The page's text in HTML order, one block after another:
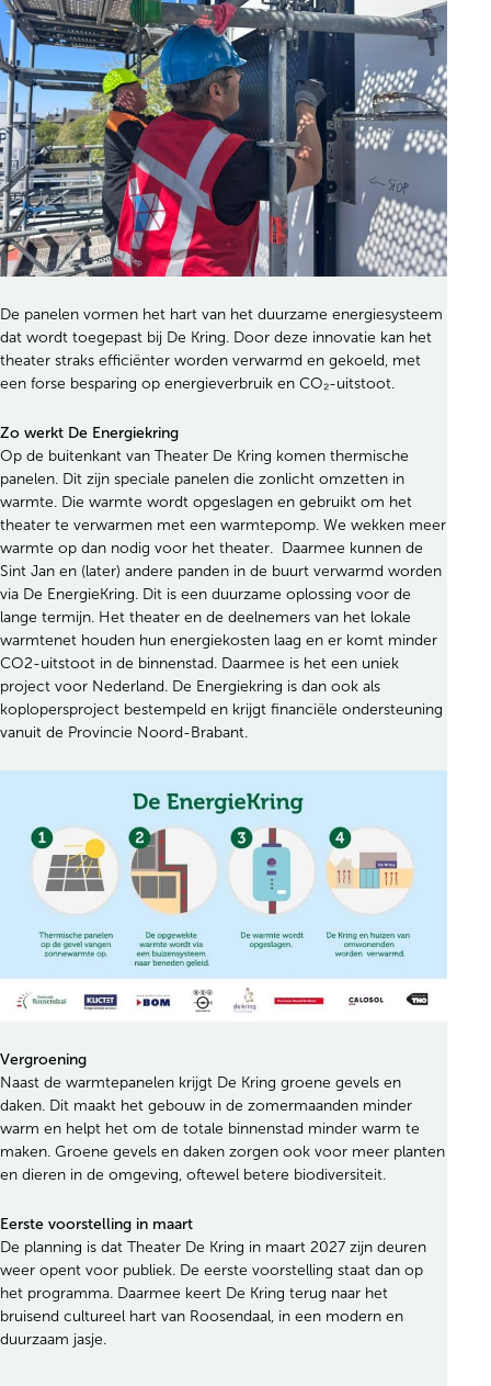
De panelen vormen het hart van het duurzame energiesysteem
dat wordt toegepast bij De Kring. Door deze innovatie kan het
theater straks efficiënter worden verwarmd en gekoeld, met
een forse besparing op energieverbruik en CO₂-uitstoot.
Zo werkt De Energiekring
Op de buitenkant van Theater De Kring komen thermische
panelen. Dit zijn speciale panelen die zonlicht omzetten in
warmte. Die warmte wordt opgeslagen en gebruikt om het
theater te verwarmen met een warmtepomp. We wekken meer
warmte op dan nodig voor het theater. Daarmee kunnen de
Sint Jan en (later) andere panden in de buurt verwarmd worden
via De EnergieKring. Dit is een duurzame oplossing voor de
lange termijn. Het theater en de deelnemers van het lokale
warmtenet houden hun energiekosten laag en er komt minder
CO2-uitstoot in de binnenstad. Daarmee is het een uniek
project voor Nederland. De Energiekring is dan ook als
koplopersproject bestempeld en krijgt financiële ondersteuning
vanuit de Provincie Noord-Brabant.
Vergroening
Naast de warmtepanelen krijgt De Kring groene gevels en
daken. Dit maakt het gebouw in de zomermaanden minder
warm en helpt het om de totale binnenstad minder warm te
maken. Groene gevels en daken zorgen ook voor meer planten
en dieren in de omgeving, oftewel betere biodiversiteit.
Eerste voorstelling in maart
De planning is dat Theater De Kring in maart 2027 zijn deuren
weer opent voor publiek. De eerste voorstelling staat dan op
het programma. Daarmee keert De Kring terug naar het
bruisend cultureel hart van Roosendaal, in een modern en
duurzaam jasje.